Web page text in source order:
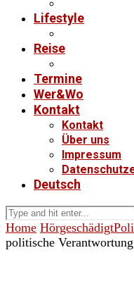
Lifestyle
Reise
Termine
Wer&Wo
Kontakt
Kontakt
Über uns
Impressum
Deutsch
Home Hörgeschädigt
politische Verantwortung